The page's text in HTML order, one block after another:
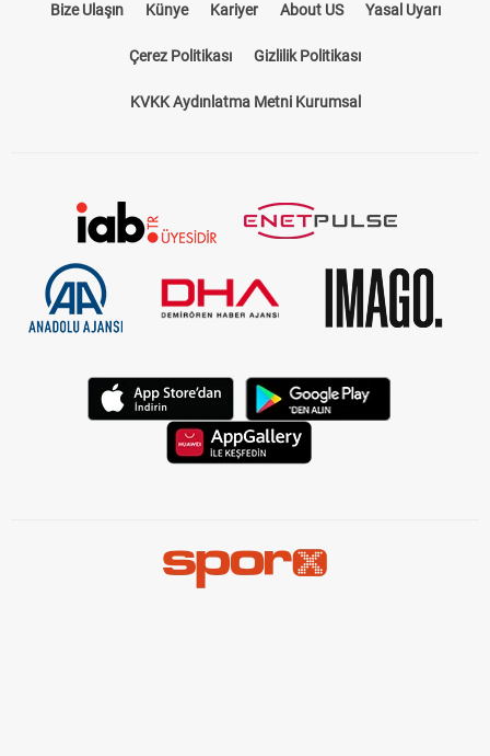
Bize Ulaşın Künye Kariyer About US Yasal Uyarı
Çerez Politikası Gizlilik Politikası
KVKK Aydınlatma Metni Kurumsal